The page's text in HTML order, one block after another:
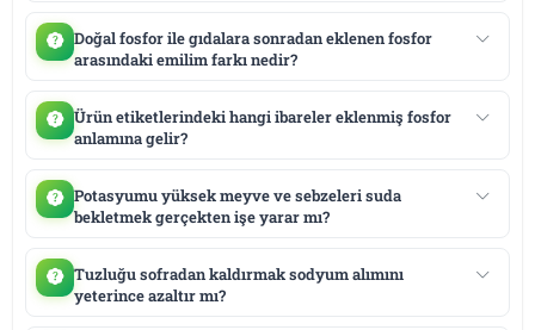
Doğal fosfor ile gıdalara sonradan eklenen fosfor
arasındaki emilim farkı nedir?
Ürün etiketlerindeki hangi ibareler eklenmiş fosfor
anlamına gelir?
Potasyumu yüksek meyve ve sebzeleri suda
bekletmek gerçekten işe yarar mı?
Tuzluğu sofradan kaldırmak sodyum alımını
yeterince azaltır mı?